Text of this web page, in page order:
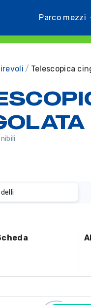
Parco mezzi
Telescopica